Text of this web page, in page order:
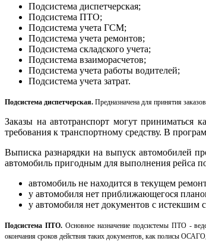
Подсистема диспетчерская;
Подсистема ПТО;
Подсистема учета ГСМ;
Подсистема учета ремонтов;
Подсистема складского учета;
Подсистема взаиморасчетов;
Подсистема учета работы водителей;
Подсистема учета затрат.
Подсистема диспетчерская. Предназначена для принятия
Заказы на автотранспорт могут приниматься
требования к транспортному средству. В
Выписка разнарядки на выпуск автомобилей
автомобиль пригодным для выполнения рейса
автомобиль не находится в текущем
у автомобиля нет приближающегося
у автомобиля нет документов с
Подсистема ПТО. Основное назначение подсистемы ПТО -
окончания сроков действия таких документов, как полисы